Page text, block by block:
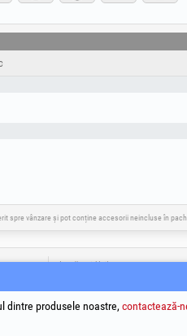
spre vânzare și pot conține accesorii neincluse în
Legături Utile
Politică de utilizare Cookie-uri
dintre produsele noastre, contactează-